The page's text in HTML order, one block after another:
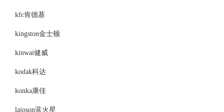
kfc肯德基
kingston金士顿
kinwai健威
kodak科达
konka康佳
lajoson蓝火星